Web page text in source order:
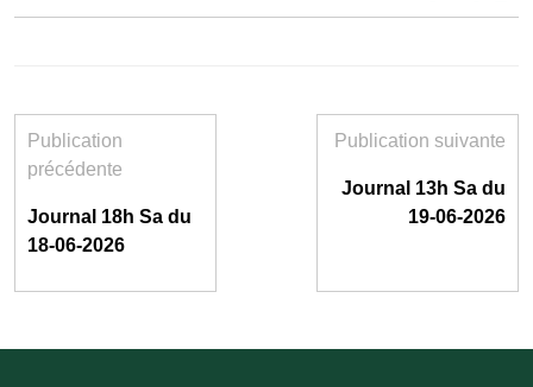
Publication
précédente
Journal 18h Sa du
18-06-2026
Publication suivante
Journal 13h Sa du
19-06-2026